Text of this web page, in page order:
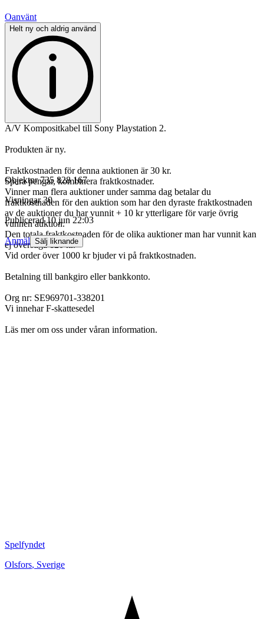
Oanvänt
Helt ny och aldrig använd
A/V Kompositkabel till Sony Playstation 2.
Produkten är ny.
Fraktkostnaden för denna auktionen är 30 kr.
Spara pengar, kombinera fraktkostnader.
Vinner man flera auktioner under samma dag betalar du
fraktkostnaden för den auktion som har den dyraste fraktkostnaden
av de auktioner du har vunnit + 10 kr ytterligare för varje övrig
vunnen auktion.
Den totala fraktkostnaden för de olika auktioner man har vunnit kan
ej överstiga 120 kr.
Vid order över 1000 kr bjuder vi på fraktkostnaden.
Betalning till bankgiro eller bankkonto.
Org nr: SE969701-338201
Vi innehar F-skattesedel
Läs mer om oss under våran information.
Objektnr 735 828 167
Visningar 30
Publicerad 10 jun 22:03
Anmäl Sälj liknande
Spelfyndet
Olsfors, Sverige